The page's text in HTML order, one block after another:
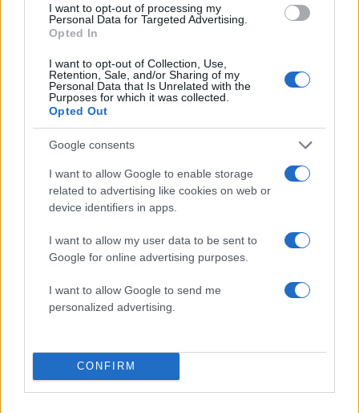
I want to opt-out of processing my
Personal Data for Targeted Advertising.
Opted In
I want to opt-out of Collection, Use,
Retention, Sale, and/or Sharing of my
Personal Data that Is Unrelated with the
Purposes for which it was collected.
Opted Out
Google consents
I want to allow Google to enable storage
related to advertising like cookies on web or
device identifiers in apps.
I want to allow my user data to be sent to
Google for online advertising purposes.
I want to allow Google to send me
personalized advertising.
CONFIRM
Σχόλια
Σχολίασε εδώ
2000 /2000
Υποβολή σχολίου
Κεντρική Μακεδονία
ΑΠΘ